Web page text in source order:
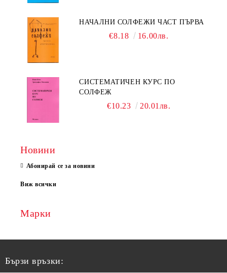
НАЧАЛНИ СОЛФЕЖИ ЧАСТ ПЪРВА
€8.18 16.00лв.
СИСТЕМАТИЧЕН КУРС ПО
СОЛФЕЖ
€10.23 20.01лв.
Новини
Абонирай се за новини
Виж всички
Марки
Бързи връзки: